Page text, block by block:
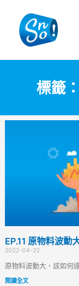
標籤
EP.11 原物料波動
2022-04-22
原物料波動大，該如何
閱讀全文